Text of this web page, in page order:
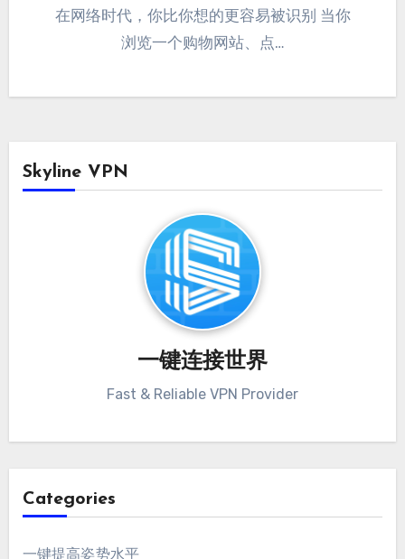
在网络时代，你比你想的更容易被识别 当你
浏览一个购物网站、点…
Skyline VPN
一键连接世界
Fast & Reliable VPN Provider
Categories
一键提高姿势水平